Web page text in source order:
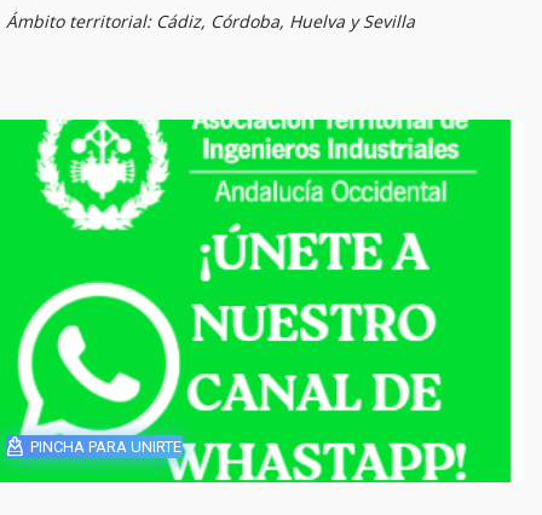
Ámbito territorial: Cádiz, Córdoba, Huelva y Sevilla
PINCHA PARA UNIRTE